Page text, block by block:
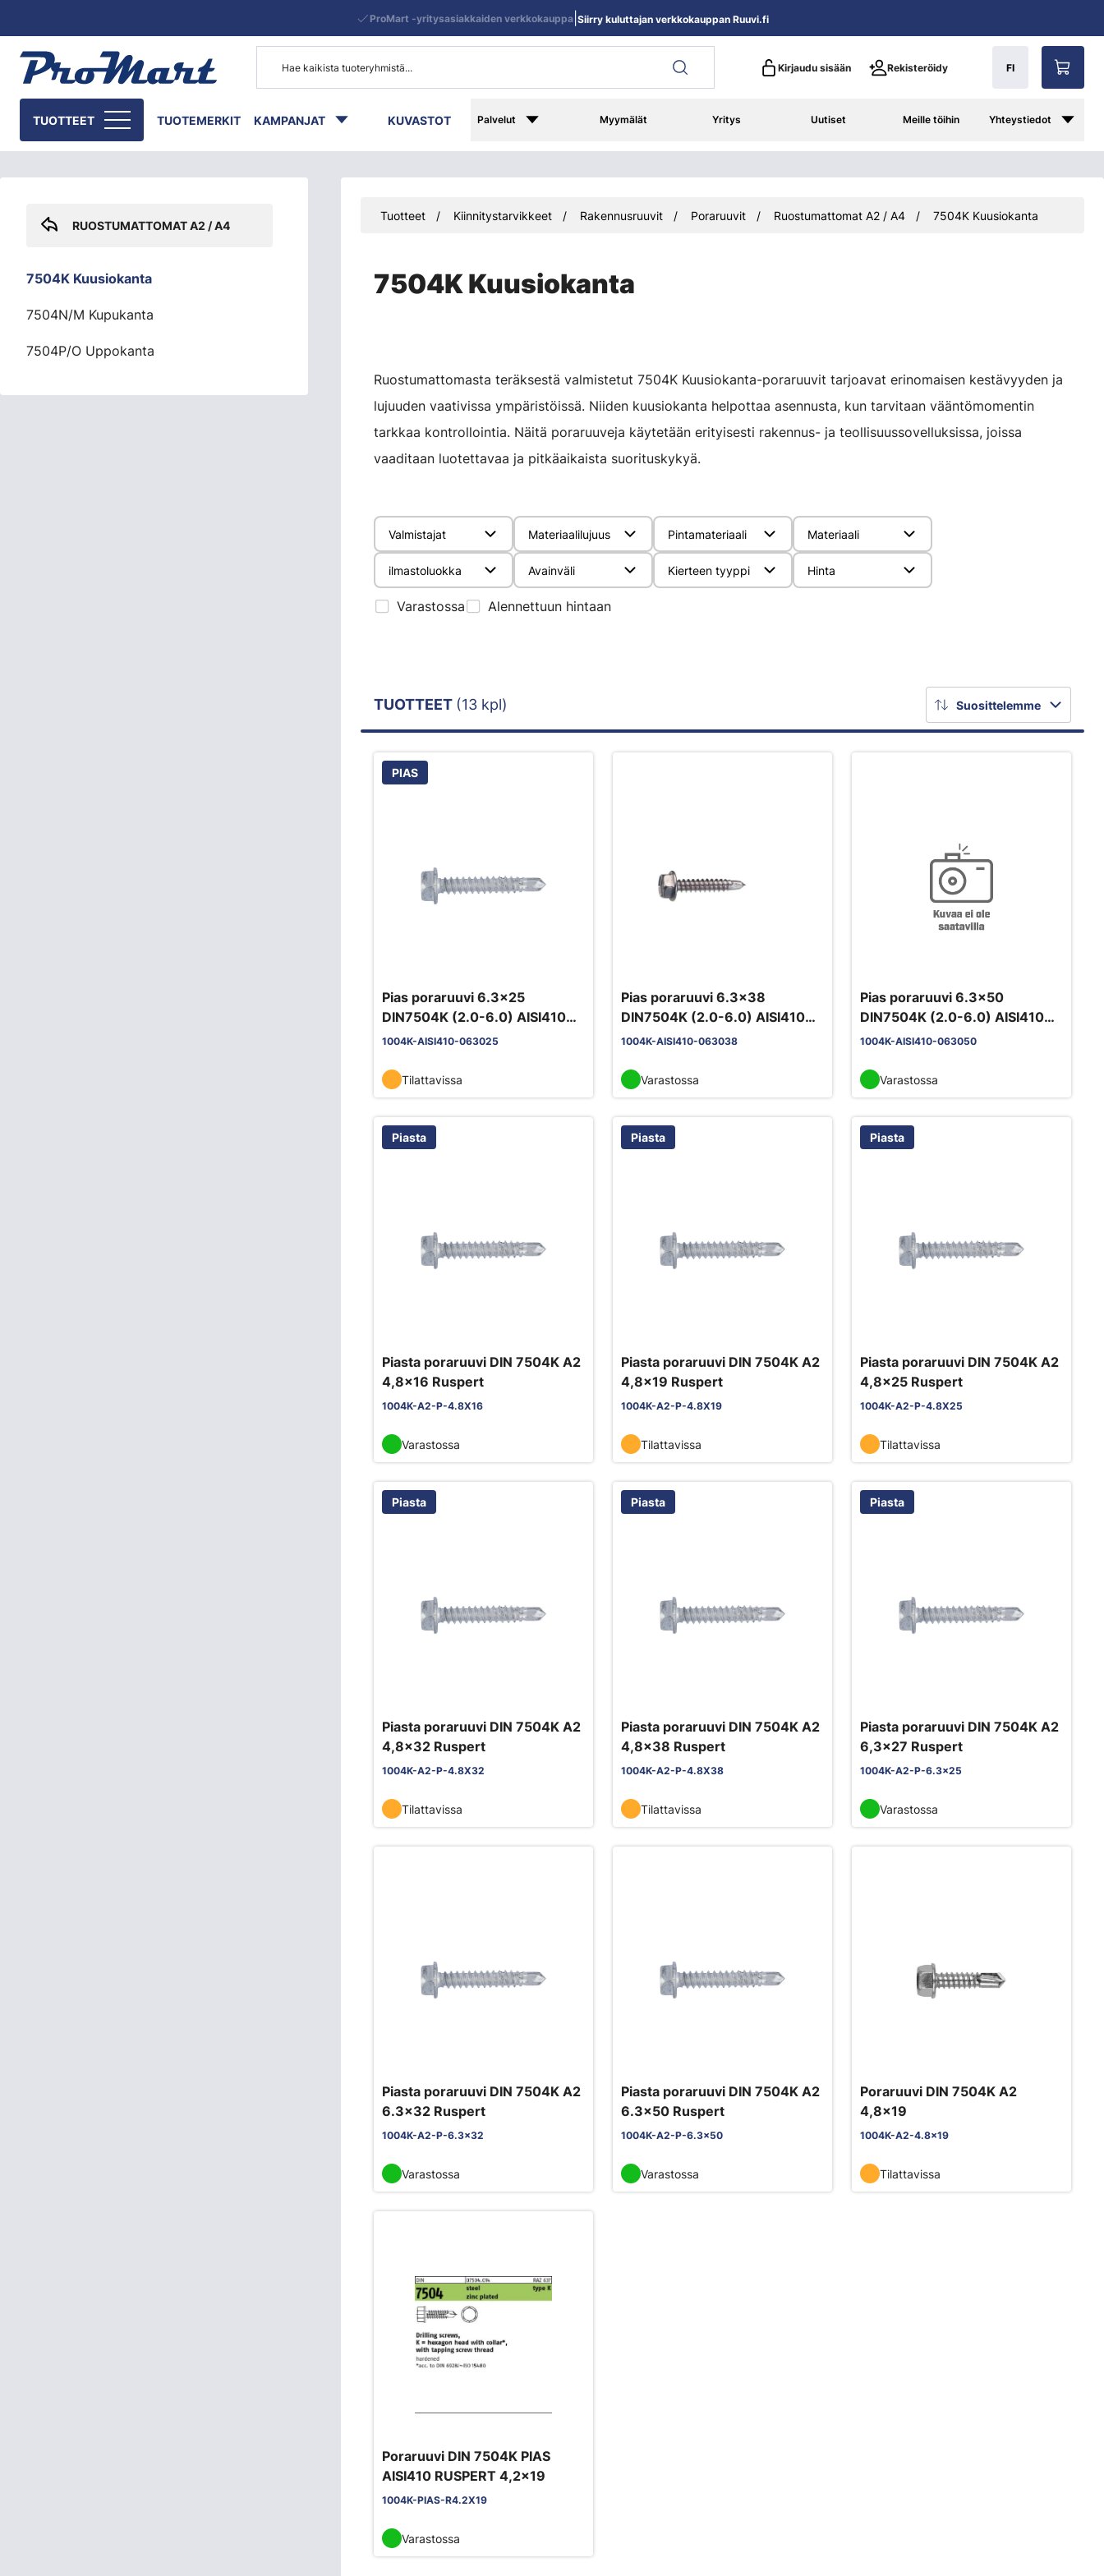
Kirjaudu sisään Rekisteröidy FI
TUOTTEET TUOTEMERKIT KAMPANJAT KUVASTOT Palvelut Myymälät Yritys Uutiset Meille töihin Yhteystiedot
ProMart -yritysasiakkaiden verkkokauppa| Siirry kuluttajan verkkokauppan Ruuvi.fi
Tuotteet Kiinnitystarvikkeet Rakennusruuvit Poraruuvit Ruostumattomat A2 / A4 7504K Kuusiokanta
7504K Kuusiokanta
Ruostumattomasta teräksestä valmistetut 7504K Kuusiokanta-poraruuvit tarjoavat erinomaisen kestävyyden ja
lujuuden vaativissa ympäristöissä. Niiden kuusiokanta helpottaa asennusta, kun tarvitaan vääntömomentin
tarkkaa kontrollointia. Näitä poraruuveja käytetään erityisesti rakennus- ja teollisuussovelluksissa, joissa
vaaditaan luotettavaa ja pitkäaikaista suorituskykyä.
Valmistajat Materiaalilujuus Pintamateriaali Materiaali
ilmastoluokka Avainväli Kierteen tyyppi Hinta
Varastossa Alennettuun hintaan
Suosittelemme
TUOTTEET (13 kpl)
PIAS
Pias poraruuvi 6.3x25
DIN7504K (2.0-6.0) AISI410
Ruspert
1004K-AISI410-063025
Tilattavissa
Pias poraruuvi 6.3x38
DIN7504K (2.0-6.0) AISI410
Ruspert
1004K-AISI410-063038
Varastossa
Pias poraruuvi 6.3x50
DIN7504K (2.0-6.0) AISI410
Ruspert
1004K-AISI410-063050
Varastossa
Piasta
Piasta poraruuvi DIN 7504K A2
4,8x16 Ruspert
1004K-A2-P-4.8X16
Varastossa
Piasta
Piasta poraruuvi DIN 7504K A2
4,8x19 Ruspert
1004K-A2-P-4.8X19
Tilattavissa
Piasta
Piasta poraruuvi DIN 7504K A2
4,8x25 Ruspert
1004K-A2-P-4.8X25
Tilattavissa
Piasta
Piasta poraruuvi DIN 7504K A2
4,8x32 Ruspert
1004K-A2-P-4.8X32
Tilattavissa
Piasta
Piasta poraruuvi DIN 7504K A2
4,8x38 Ruspert
1004K-A2-P-4.8X38
Tilattavissa
Piasta
Piasta poraruuvi DIN 7504K A2
6,3x27 Ruspert
1004K-A2-P-6.3x25
Varastossa
Piasta poraruuvi DIN 7504K A2
6.3x32 Ruspert
1004K-A2-P-6.3x32
Varastossa
Piasta poraruuvi DIN 7504K A2
6.3x50 Ruspert
1004K-A2-P-6.3x50
Varastossa
Poraruuvi DIN 7504K A2
4,8x19
1004K-A2-4.8x19
Tilattavissa
Poraruuvi DIN 7504K PIAS
AISI410 RUSPERT 4,2x19
1004K-PIAS-R4.2X19
Varastossa
RUOSTUMATTOMAT A2 / A4
7504K Kuusiokanta
7504N/M Kupukanta
7504P/O Uppokanta